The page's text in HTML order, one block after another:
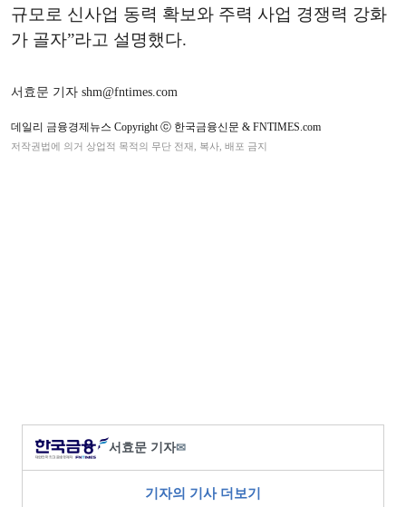
규모로 신사업 동력 확보와 주력 사업 경쟁력 강화
가 골자”라고 설명했다.
서효문 기자 shm@fntimes.com
데일리 금융경제뉴스 Copyright ⓒ 한국금융신문 & FNTIMES.com
저작권법에 의거 상업적 목적의 무단 전재, 복사, 배포 금지
서효문 기자✉
기자의 기사 더보기